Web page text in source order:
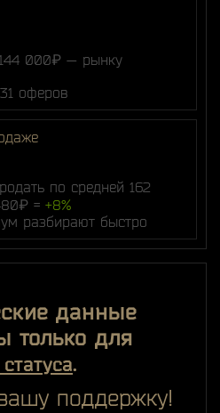
000₽ — рынку
оферов
по средней 162
= +8%
разбирают быстро
данные
только для
.
поддержку!